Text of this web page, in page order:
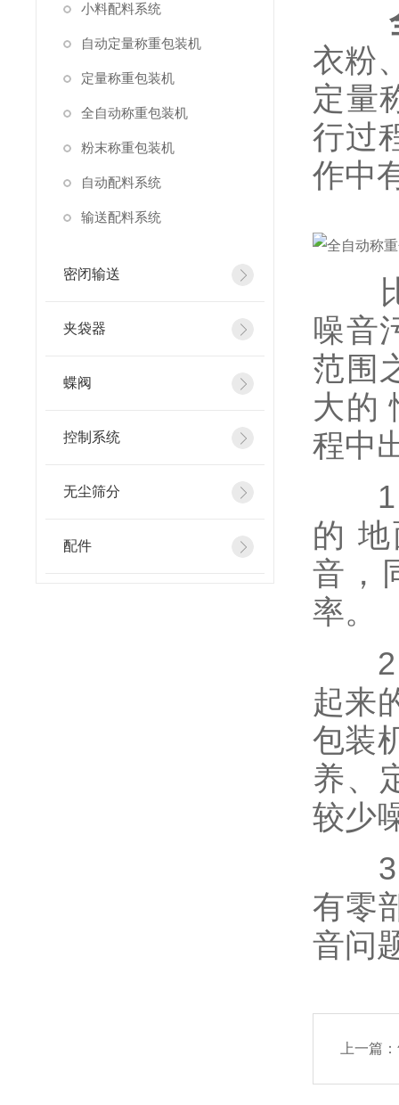
小料配料系统
自动定量称重包装机
定量称重包装机
全自动称重包装机
粉末称重包装机
自动配料系统
输送配料系统
密闭输送
夹袋器
蝶阀
控制系统
无尘筛分
配件
衣粉
定量
行过
作中
比
噪音
范围
大的
程中
1、
的
音，
率。
2、
起来
包装
养、
较少
3、
有零
音问
上一篇：